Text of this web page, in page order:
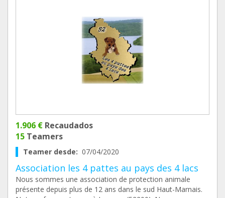
1.906 € Recaudados
15 Teamers
Teamer desde: 07/04/2020
Association les 4 pattes au pays des 4 lacs
Nous sommes une association de protection animale
présente depuis plus de 12 ans dans le sud Haut-Marnais.